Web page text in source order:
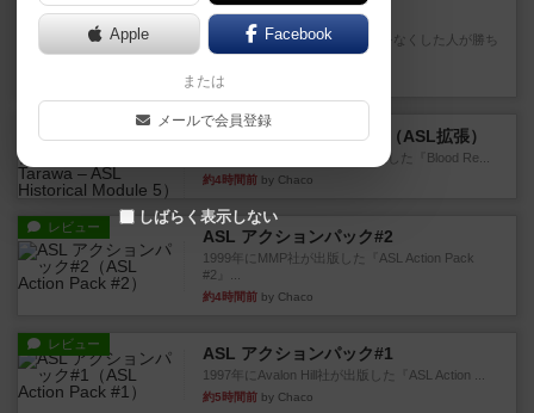
レビュー ラミィキューブ
数字の牌を出して1番早く手札をなくした人が勝ち
というシンプルだけど非常...
約3時間前
ブラッドリーフ：タラワ（ASL拡張）
1996年にHeat of Battle社が出版した『Blood Re...
約4時間前 by Chaco
レビュー ASL アクションパック#2
1999年にMMP社が出版した『ASL Action Pack
#2』...
約4時間前 by Chaco
レビュー ASL アクションパック#1
1997年にAvalon Hill社が出版した『ASL Action ...
約5時間前 by Chaco
Apple Facebook
または
メールで会員登録
しばらく表示しない